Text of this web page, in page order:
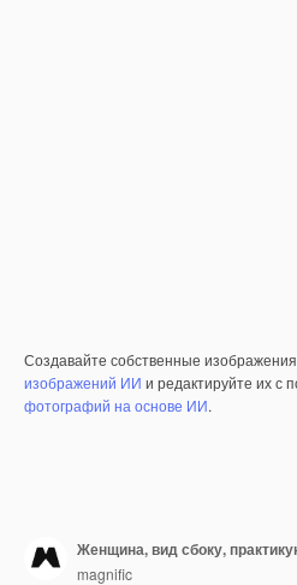
Создавайте собственные
изображений ИИ и редактируйте их с
фотографий на основе ИИ.
Женщина, вид сбоку,
magnific